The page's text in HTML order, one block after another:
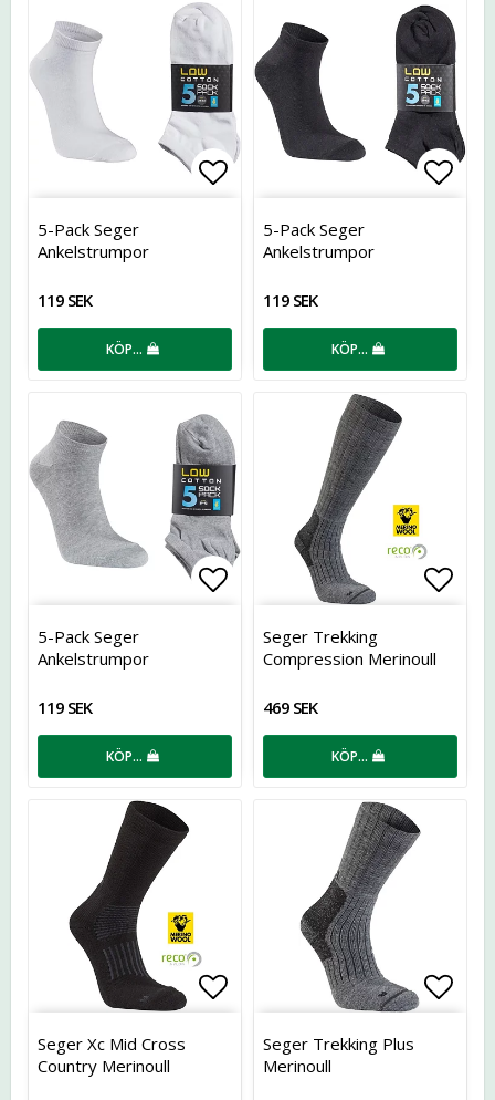
Lägg till i favoritlistan
5-Pack Seger
Ankelstrumpor
119 SEK
KÖP…
5-Pack Seger
Ankelstrumpor
119 SEK
KÖP…
Lägg till i favoritlistan
5-Pack Seger
Ankelstrumpor
119 SEK
KÖP…
Seger Trekking
Compression Merinoull
469 SEK
KÖP…
Lägg till i favoritlistan
Seger Xc Mid Cross
Country Merinoull
Seger Trekking Plus
Merinoull